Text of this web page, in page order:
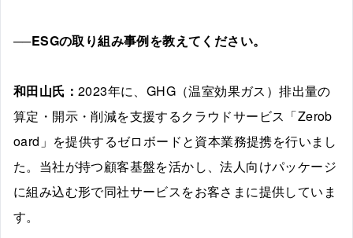
──ESGの取り組み事例を教えてください。
和田山氏： 2023年に、GHG（温室効果ガス）排出量の
算定・開示・削減を支援するクラウドサービス「Zerob
oard」を提供するゼロボードと資本業務提携を行いまし
た。当社が持つ顧客基盤を活かし、法人向けパッケージ
に組み込む形で同社サービスをお客さまに提供していま
す。